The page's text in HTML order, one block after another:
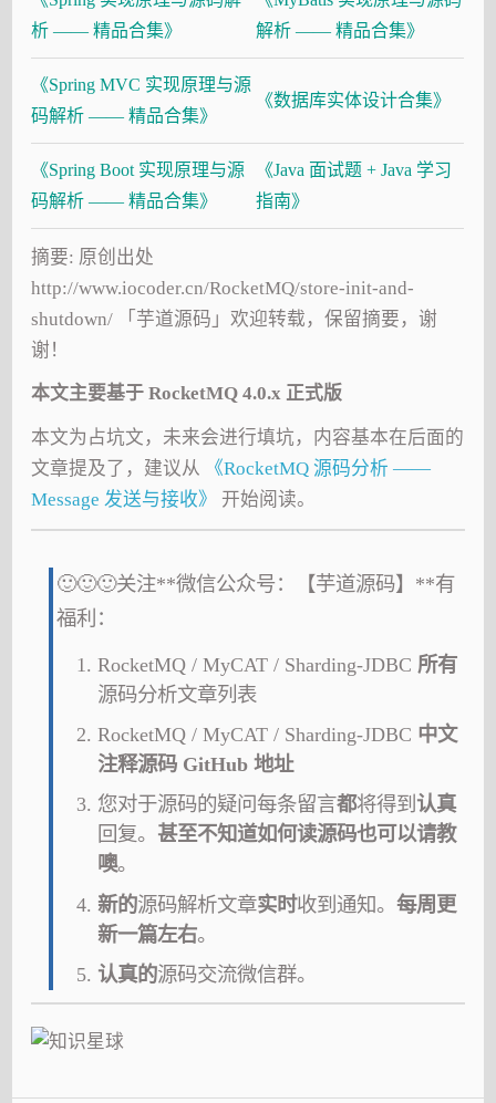
析 —— 精品合集》
解析 —— 精品合集》
《Spring MVC 实现原理与源
码解析 —— 精品合集》
《数据库实体设计合集》
《Spring Boot 实现原理与源
码解析 —— 精品合集》
《Java 面试题 + Java 学习
指南》
摘要: 原创出处
http://www.iocoder.cn/RocketMQ/store-init-and-
shutdown/ 「芋道源码」欢迎转载，保留摘要，谢
谢！
本文主要基于 RocketMQ 4.0.x 正式版
本文为占坑文，未来会进行填坑，内容基本在后面的
文章提及了，建议从
《RocketMQ 源码分析 ——
Message 发送与接收》
开始阅读。
🙂🙂🙂关注**微信公众号：【芋道源码】**有
福利：
RocketMQ / MyCAT / Sharding-JDBC 所有
源码分析文章列表
RocketMQ / MyCAT / Sharding-JDBC 中文
注释源码 GitHub 地址
您对于源码的疑问每条留言都将得到 认真
回复。 甚至不知道如何读源码也可以请教
噢。
新的源码解析文章实时收到通知。每周更
新一篇左右。
认真的源码交流微信群。